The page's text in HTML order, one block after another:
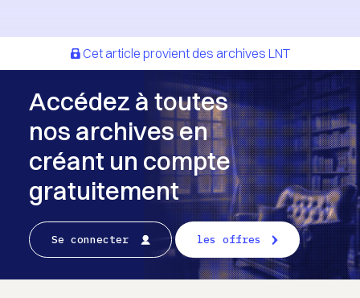
Cet article provient des archives LNT
Accédez à toutes
nos archives en
créant un compte
gratuitement
Se connecter les offres